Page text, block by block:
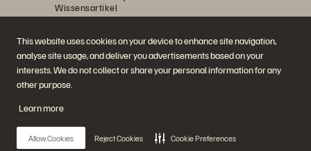
This website uses cookies on your device to enhance site navigation,
analyse site usage, and deliver you advertisements based on your
interests. We do not collect or share your personal information for any
other purpose.
Learn more
Allow Cookies Reject Cookies Cookie Preferences
Wissensartikel
Diskutiere mit
Folgen Sie den Everpure Social Media Kanälen
Nutzungsbedingungen der Website
Vertrauenszentrum Cookie-Einstellungen